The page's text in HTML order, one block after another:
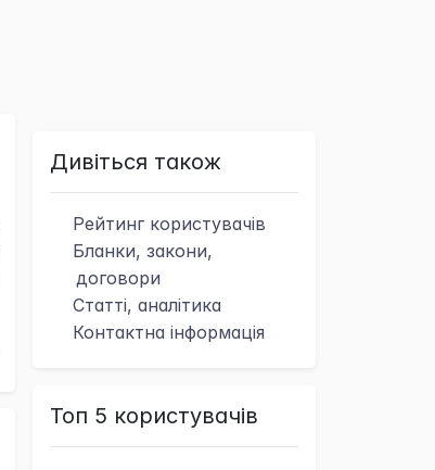
Дивіться також
Рейтинг користувачів
Бланки, закони,
договори
Статті, аналітика
Контактна інформація
Топ 5 користувачів